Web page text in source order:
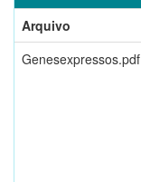
Arquivo
Genesexpressos.pdf